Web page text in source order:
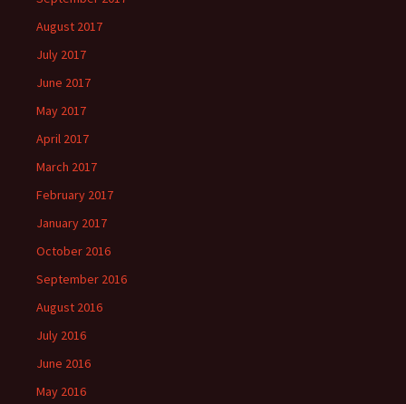
August 2017
July 2017
June 2017
May 2017
April 2017
March 2017
February 2017
January 2017
October 2016
September 2016
August 2016
July 2016
June 2016
May 2016